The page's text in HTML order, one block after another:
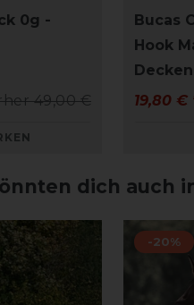
0g -
49,00 €
Bucas
Hook
19,80 €
dich auch
-20%